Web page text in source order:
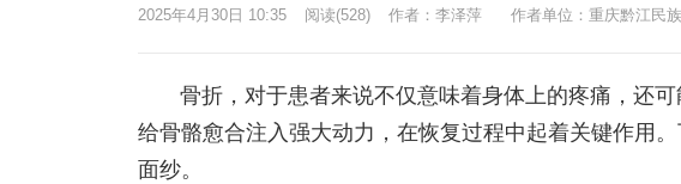
作者：李泽萍 作者单位：重庆黔江民
2025年4月30日 10:35 阅读(528)
骨折，对于患者来说不仅意味着身体上的疼痛，还
给骨骼愈合注入强大动力，在恢复过程中起着关键作用
面纱。